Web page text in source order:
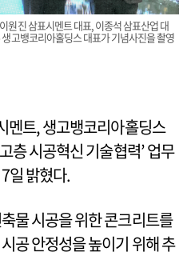
원진 삼표시멘트 대표, 이종석 삼표산업 대
고뱅코리아홀딩스 대표가 기념사진을 촬영
멘트, 생고뱅코리아홀딩스
층 시공혁신 기술협력’ 업무
일 밝혔다.
물 시공을 위한 콘크리트를
공 안정성을 높이기 위해 추